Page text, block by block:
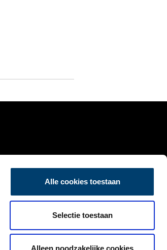
Alle cookies toestaan
Selectie toestaan
Alleen noodzakelijke cookies